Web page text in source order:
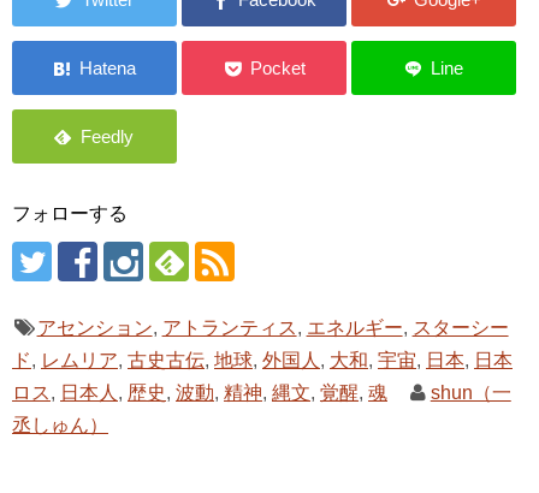
フォローする
アセンション, アトランティス, エネルギー, スターシー
ド, レムリア, 古史古伝, 地球, 外国人 , 大和, 宇宙, 日本, 日本
ロス, 日本人 , 歴史, 波動, 精神, 縄文, 覚醒, 魂
shun（一
丞しゅん）